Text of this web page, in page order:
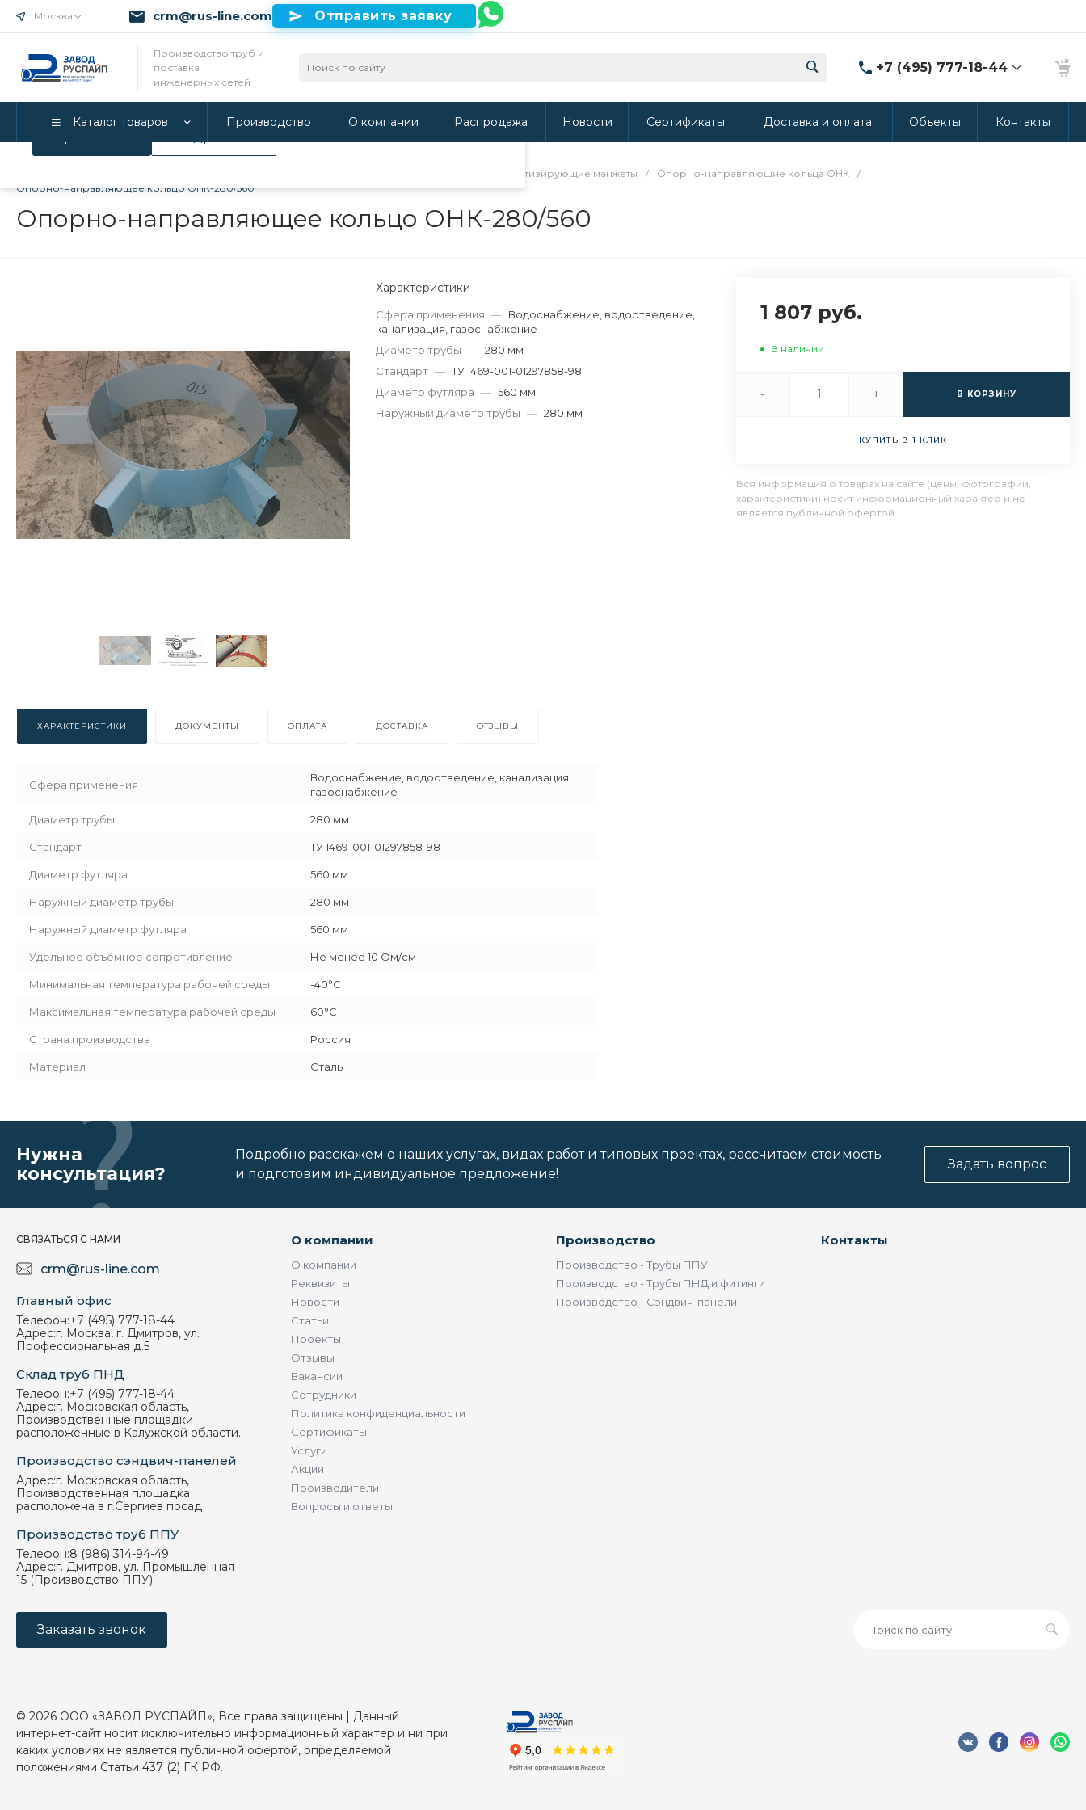
Мы используем Cookie. Если вы продолжаете использовать наш сайт, то
Политикой конфиденциальности
Москва crm@rus-line.com Отправить заявку
Производство труб и
поставка
инженерных сетей
+7 (495) 777-18-44
8 (986) 314-94-49
Промышленная 15
Каталог товаров Производство О компании Распродажа Новости Сертификаты Доставка и оплата Объекты Контакты
Опорно-направляющие кольца и герметизирующие манжеты / Опорно-направляющие кольца ОНК
/
Опорно-направляющее кольцо ОНК-280/560
Опорно-направляющее кольцо ОНК-280/560
Характеристики
Сфера применения — Водоснабжение, водоотведение,
канализация, газоснабжение
Диаметр трубы — 280 мм
Стандарт — ТУ 1469-001-01297858-98
Диаметр футляра — 560 мм
Наружный диаметр трубы — 280 мм
1 807 руб.
В наличии
- + В КОРЗИНУ
КУПИТЬ В 1 КЛИК
Вся информация о товарах на сайте (цены, фотографии,
характеристики) носит информационный характер и не
является публичной офертой.
ХАРАКТЕРИСТИКИ ДОКУМЕНТЫ ОПЛАТА ДОСТАВКА ОТЗЫВЫ
Сфера применения
Водоснабжение, водоотведение, канализация,
газоснабжение
Диаметр трубы 280 мм
Стандарт ТУ 1469-001-01297858-98
Диаметр футляра 560 мм
Наружный диаметр трубы 280 мм
Наружный диаметр футляра 560 мм
Удельное объёмное сопротивление Не менее 10 Ом/см
Минимальная температура рабочей среды -40°С
Максимальная температура рабочей среды 60°С
Страна производства Россия
Материал Сталь
Нужна
консультация?
Подробно расскажем о наших услугах, видах работ и типовых проектах, рассчитаем стоимость
и подготовим индивидуальное предложение!
Задать вопрос
СВЯЗАТЬСЯ С НАМИ
crm@rus-line.com
Главный офис
Телефон:+7 (495) 777-18-44
Адрес:г. Москва, г. Дмитров, ул.
Профессиональная д.5
Склад труб ПНД
Телефон:+7 (495) 777-18-44
Адрес:г. Московская область,
Производственные площадки
расположенные в Калужской области.
Производство сэндвич-панелей
Адрес:г. Московская область,
Производственная площадка
расположена в г.Сергиев посад
Производство труб ППУ
Телефон:8 (986) 314-94-49
Адрес:г. Дмитров, ул. Промышленная
15 (Производство ППУ)
О компании
О компании
Реквизиты
Новости
Статьи
Проекты
Отзывы
Вакансии
Сотрудники
Политика конфиденциальности
Сертификаты
Услуги
Акции
Производители
Вопросы и ответы
Производство
Производство - Трубы ППУ
Производство - Трубы ПНД и фитинги
Производство - Сэндвич-панели
Контакты
Заказать звонок
© 2026 ООО «ЗАВОД РУСПАЙП», Все права защищены | Данный
интернет-сайт носит исключительно информационный характер и ни при
каких условиях не является публичной офертой, определяемой
положениями Статьи 437 (2) ГК РФ.